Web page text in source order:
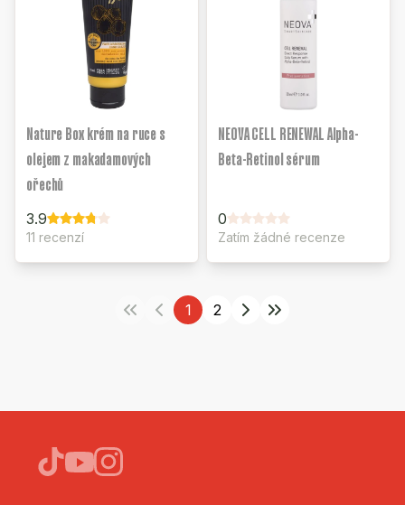
Nature Box krém na ruce s
olejem z makadamových
ořechů
3.9
11 recenzí
NEOVA CELL RENEWAL Alpha-
Beta-Retinol sérum
0
Zatím žádné recenze
1 2